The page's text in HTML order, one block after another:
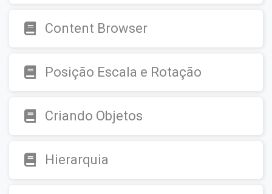
Content Browser
Posição Escala e Rotação
Criando Objetos
Hierarquia